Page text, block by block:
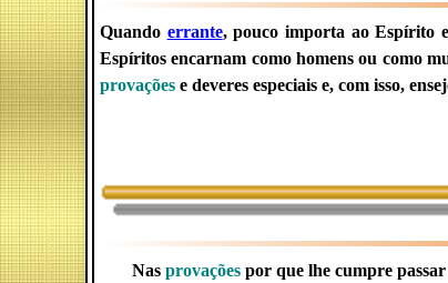
Quando errante, pouco importa ao Espírito
Espíritos encarnam como homens ou como
provações e deveres especiais e, com isso,
Nas provações por que lhe cumpre